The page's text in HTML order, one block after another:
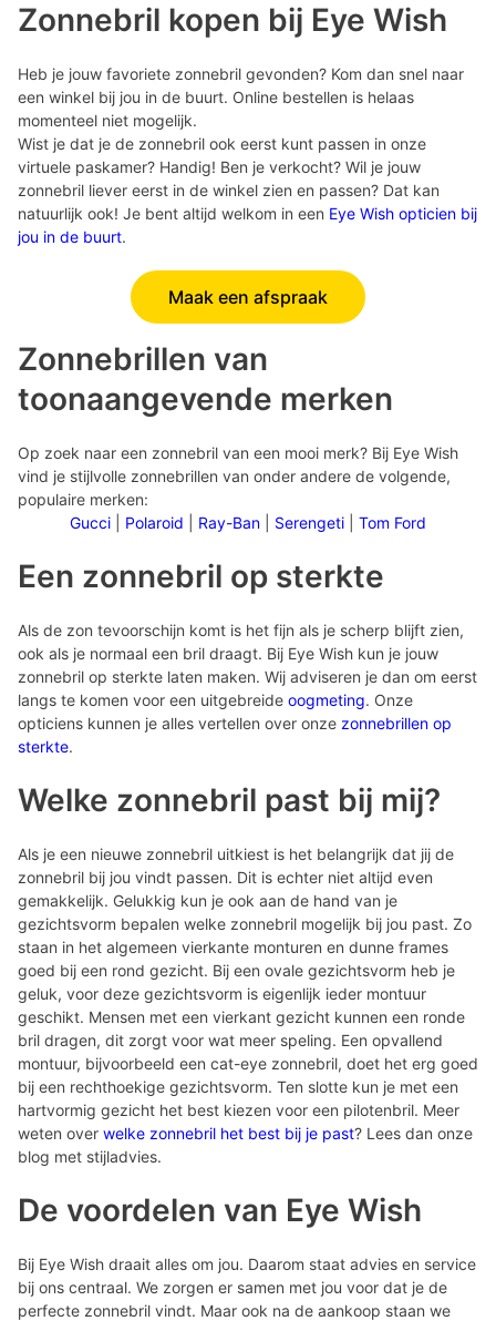
Zonnebril kopen bij Eye Wish
Heb je jouw favoriete zonnebril gevonden? Kom dan snel naar
een winkel bij jou in de buurt. Online bestellen is helaas
momenteel niet mogelijk.
Wist je dat je de zonnebril ook eerst kunt passen in onze
virtuele paskamer? Handig! Ben je verkocht? Wil je jouw
zonnebril liever eerst in de winkel zien en passen? Dat kan
natuurlijk ook! Je bent altijd welkom in een Eye Wish opticien bij
jou in de buurt.
Maak een afspraak
Zonnebrillen van
toonaangevende merken
Op zoek naar een zonnebril van een mooi merk? Bij Eye Wish
vind je stijlvolle zonnebrillen van onder andere de volgende,
populaire merken:
Gucci
Polaroid Ray-Ban Serengeti Tom Ford
Een zonnebril op sterkte
Als de zon tevoorschijn komt is het fijn als je scherp blijft zien,
ook als je normaal een bril draagt. Bij Eye Wish kun je jouw
zonnebril op sterkte laten maken. Wij adviseren je dan om eerst
langs te komen voor een uitgebreide oogmeting. Onze
opticiens kunnen je alles vertellen over onze zonnebrillen op
sterkte.
Welke zonnebril past bij mij?
Als je een nieuwe zonnebril uitkiest is het belangrijk dat jij de
zonnebril bij jou vindt passen. Dit is echter niet altijd even
gemakkelijk. Gelukkig kun je ook aan de hand van je
gezichtsvorm bepalen welke zonnebril mogelijk bij jou past. Zo
staan in het algemeen vierkante monturen en dunne frames
goed bij een rond gezicht. Bij een ovale gezichtsvorm heb je
geluk, voor deze gezichtsvorm is eigenlijk ieder montuur
geschikt. Mensen met een vierkant gezicht kunnen een ronde
bril dragen, dit zorgt voor wat meer speling. Een opvallend
montuur, bijvoorbeeld een cat-eye zonnebril, doet het erg goed
bij een rechthoekige gezichtsvorm. Ten slotte kun je met een
hartvormig gezicht het best kiezen voor een pilotenbril. Meer
weten over welke zonnebril het best bij je past? Lees dan onze
blog met stijladvies.
De voordelen van Eye Wish
Bij Eye Wish draait alles om jou. Daarom staat advies en service
bij ons centraal. We zorgen er samen met jou voor dat je de
perfecte zonnebril vindt. Maar ook na de aankoop staan we